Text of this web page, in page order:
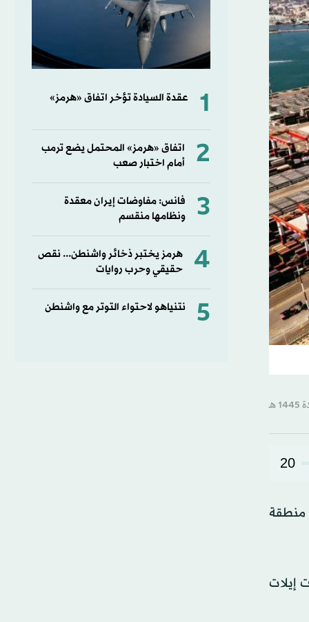
20
منطقة
إيلات
1 عقدة السيادة تؤخر اتفاق «هرمز»
2
اتفاق «هرمز» المحتمل يضع ترمب
أمام اختبار صعب
3
فانس: مفاوضات إيران معقدة
ونظامها منقسم
4
هرمز يختبر ذخائر واشنطن... نقص
حقيقي وحرب روايات
5 نتنياهو لاحتواء التوتر مع واشنطن